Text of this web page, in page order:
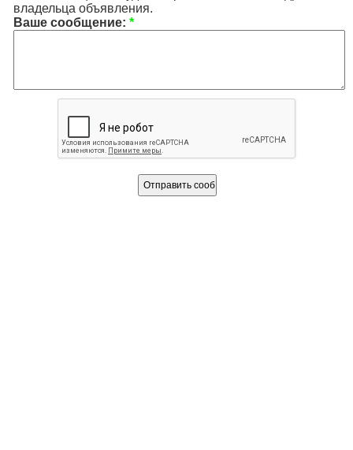
владельца объявления.
Ваше сообщение: *